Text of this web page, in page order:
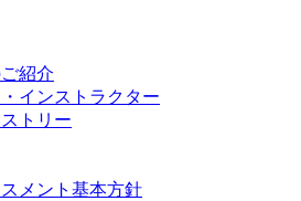
紹介
インストラクター
トリー
メント基本方針